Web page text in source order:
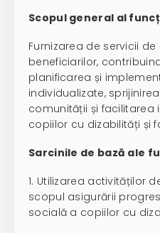
Scopul general al
Furnizarea de servicii
beneficiarilor,
planificarea și
individualizate,
comunității și facilitarea
copiilor cu dizabilități și
Sarcinile de bază ale
1. Utilizarea activităților
scopul asigurării
socială a copiilor cu